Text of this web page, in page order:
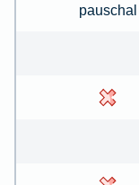
pauschal